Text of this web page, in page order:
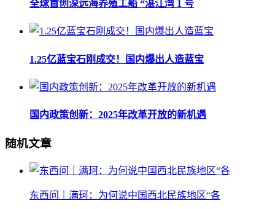
全球首创深远海养殖工船 “湛江湾 1 号
1.25亿蓝宝石刚成交！国内爆出人造蓝宝
国内政策创新：2025年改革开放的新机遇
随机文章
东西问｜满珂：为何说中国西北民族地区“各